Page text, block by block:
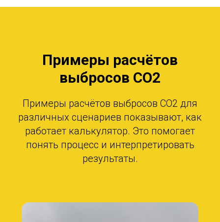
Примеры расчётов
выбросов CO2
Примеры расчётов выбросов CO2 для
различных сценариев показывают, как
работает калькулятор. Это помогает
понять процесс и интерпретировать
результаты.